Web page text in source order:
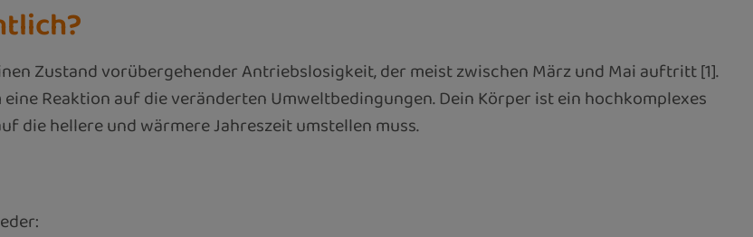
Zustand vorübergehender Antriebslosigkeit, der meist zwischen März und Mai auftritt [1].
Reaktion auf die veränderten Umweltbedingungen. Dein Körper ist ein hochkomplexes
die hellere und wärmere Jahreszeit umstellen muss.